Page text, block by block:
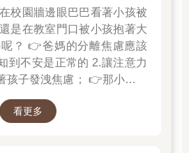
校園牆邊眼巴巴看著小孩被
是在教室門口被小孩抱著大
？ 👉爸媽的分離焦慮應該
到不安是正常的 2.讓注意力
孩子發洩焦慮； 👉那小朋友
加安全感 2.與孩子分開時請
看更多